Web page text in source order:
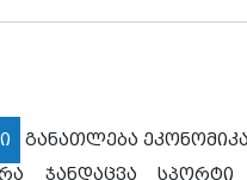
განათლება ეკონომიკა
ჯანდაცვა სპორტი